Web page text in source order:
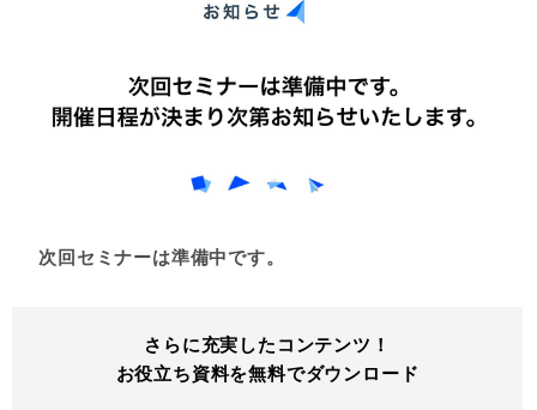
次回セミナーは準備中です。
さらに充実したコンテンツ！
お役立ち資料を無料でダウンロード